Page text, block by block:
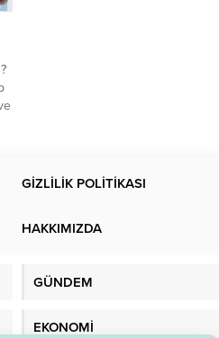
GİZLİLİK POLİTİKASI
HAKKIMIZDA
GÜNDEM
EKONOMİ